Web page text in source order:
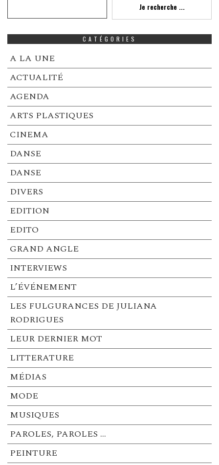
Je recherche ...
CATÉGORIES
A LA UNE
ACTUALITÉ
AGENDA
ARTS PLASTIQUES
CINEMA
DANSE
DANSE
DIVERS
EDITION
EDITO
GRAND ANGLE
INTERVIEWS
L’ÉVÉNEMENT
LES FULGURANCES DE JULIANA
RODRIGUES
LEUR DERNIER MOT
LITTERATURE
MÉDIAS
MODE
MUSIQUES
PAROLES, PAROLES …
PEINTURE